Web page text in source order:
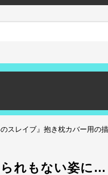
レイブ』抱き枕カバー用の
れもない姿に